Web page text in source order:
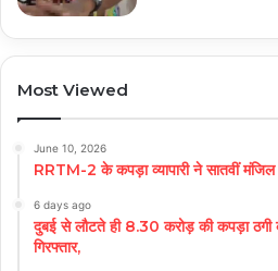
Most Viewed
June 10, 2026
RRTM-2 के कपड़ा व्यापारी ने सातवीं
6 days ago
दुबई से लौटते ही 8.30 करोड़ की कपड़ा ठगी
गिरफ्तार,